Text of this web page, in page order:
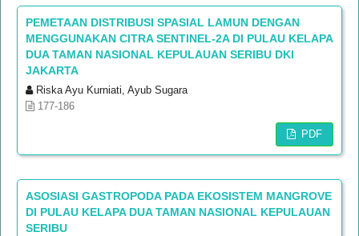
PEMETAAN DISTRIBUSI SPASIAL LAMUN DENGAN
MENGGUNAKAN CITRA SENTINEL-2A DI PULAU KELAPA
DUA TAMAN NASIONAL KEPULAUAN SERIBU DKI
JAKARTA
Riska Ayu Kurniati, Ayub Sugara
177-186
PDF
ASOSIASI GASTROPODA PADA EKOSISTEM MANGROVE
DI PULAU KELAPA DUA TAMAN NASIONAL KEPULAUAN
SERIBU